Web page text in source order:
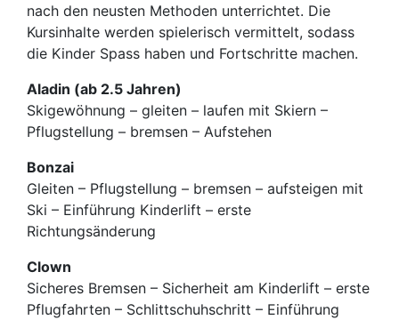
nach den neusten Methoden unterrichtet. Die
Kursinhalte werden spielerisch vermittelt, sodass
die Kinder Spass haben und Fortschritte machen.
Aladin (ab 2.5 Jahren)
Skigewöhnung – gleiten – laufen mit Skiern –
Pflugstellung – bremsen – Aufstehen
Bonzai
Gleiten – Pflugstellung – bremsen – aufsteigen mit
Ski – Einführung Kinderlift – erste
Richtungsänderung
Clown
Sicheres Bremsen – Sicherheit am Kinderlift – erste
Pflugfahrten – Schlittschuhschritt – Einführung